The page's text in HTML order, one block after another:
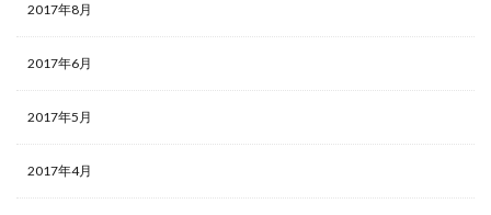
2017年8月
2017年6月
2017年5月
2017年4月